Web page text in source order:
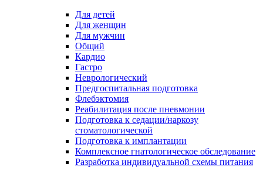
Для детей
Для женщин
Для мужчин
Общий
Кардио
Гастро
Неврологический
Предгоспитальная подготовка
Флебэктомия
Реабилитация после пневмонии
Подготовка к седации/наркозу
стоматологической
Подготовка к имплантации
Комплексное гнатологическое обследование
Разработка индивидуальной схемы питания